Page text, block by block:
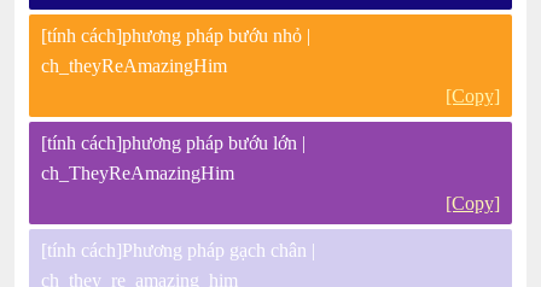
[tính cách]phương pháp bướu nhỏ |
ch_theyReAmazingHim
[Copy]
[tính cách]phương pháp bướu lớn |
ch_TheyReAmazingHim
[Copy]
[tính cách]Phương pháp gạch chân |
ch_they_re_amazing_him